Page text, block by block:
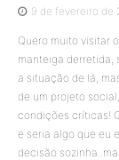
9 de fevereiro de
Quero muito visitar
manteiga derretida,
a situação de lá,
de um projeto
condições críticas!
e seria algo que eu
decisão